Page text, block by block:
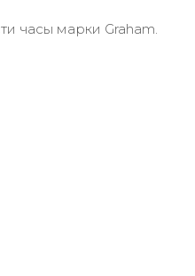
часы марки Graham.